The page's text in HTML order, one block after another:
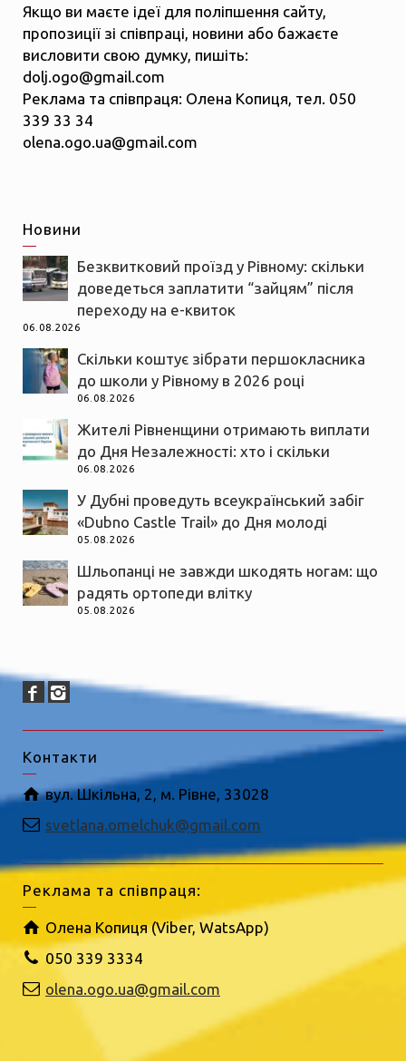
Якщо ви маєте ідеї для поліпшення сайту,
пропозиції зі співпраці, новини або бажаєте
висловити свою думку, пишіть:
dolj.ogo@gmail.com
Реклама та співпраця: Олена Копиця, тел. 050
339 33 34
olena.ogo.ua@gmail.com
Новини
Безквитковий проїзд у Рівному: скільки
доведеться заплатити “зайцям” після
переходу на е-квиток
06.08.2026
Скільки коштує зібрати першокласника
до школи у Рівному в 2026 році
06.08.2026
Жителі Рівненщини отримають виплати
до Дня Незалежності: хто і скільки
06.08.2026
У Дубні проведуть всеукраїнський забіг
«Dubno Castle Trail» до Дня молоді
05.08.2026
Шльопанці не завжди шкодять ногам: що
радять ортопеди влітку
05.08.2026
Контакти
вул. Шкільна, 2, м. Рівне, 33028
svetlana.omelchuk@gmail.com
Реклама та співпраця:
Олена Копиця (Viber, WatsApp)
050 339 3334
olena.ogo.ua@gmail.com